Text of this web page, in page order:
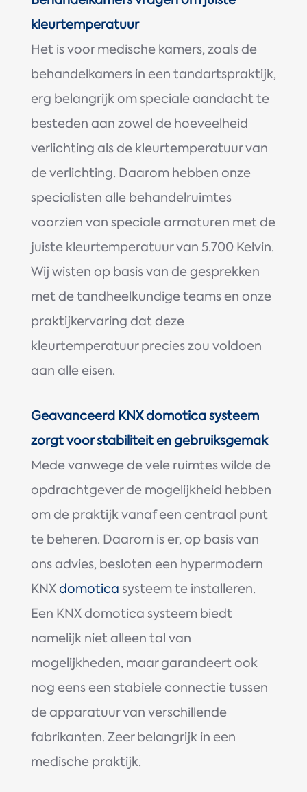
kleurtemperatuur
Het is voor medische kamers, zoals de
behandelkamers in een tandartspraktijk,
erg belangrijk om speciale aandacht te
besteden aan zowel de hoeveelheid
verlichting als de kleurtemperatuur van
de verlichting. Daarom hebben onze
specialisten alle behandelruimtes
voorzien van speciale armaturen met de
juiste kleurtemperatuur van 5.700 Kelvin.
Wij wisten op basis van de gesprekken
met de tandheelkundige teams en onze
praktijkervaring dat deze
kleurtemperatuur precies zou voldoen
aan alle eisen.
Geavanceerd KNX domotica systeem
zorgt voor stabiliteit en gebruiksgemak
Mede vanwege de vele ruimtes wilde de
opdrachtgever de mogelijkheid hebben
om de praktijk vanaf een centraal punt
te beheren. Daarom is er, op basis van
ons advies, besloten een hypermodern
KNXdomotica systeem te installeren.
Een KNX domotica systeem biedt
namelijk niet alleen tal van
mogelijkheden, maar garandeert ook
nog eens een stabiele connectie tussen
de apparatuur van verschillende
fabrikanten. Zeer belangrijk in een
medische praktijk.